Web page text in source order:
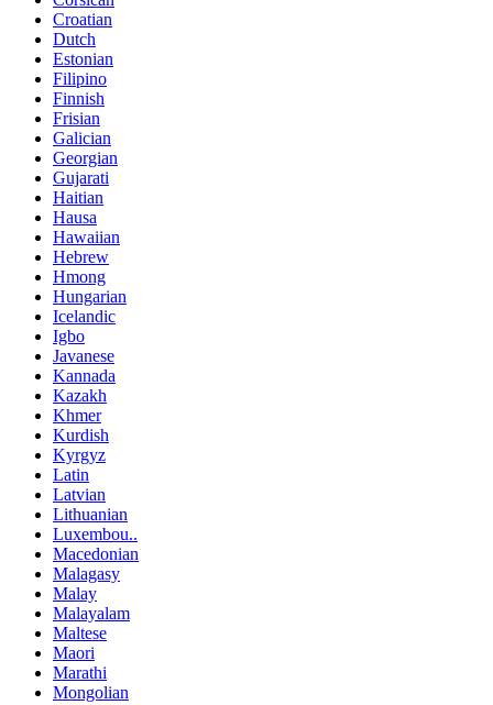
Croatian
Dutch
Estonian
Filipino
Finnish
Frisian
Galician
Georgian
Gujarati
Haitian
Hausa
Hawaiian
Hebrew
Hmong
Hungarian
Icelandic
Igbo
Javanese
Kannada
Kazakh
Khmer
Kurdish
Kyrgyz
Latin
Latvian
Lithuanian
Luxembou..
Macedonian
Malagasy
Malay
Malayalam
Maltese
Maori
Marathi
Mongolian